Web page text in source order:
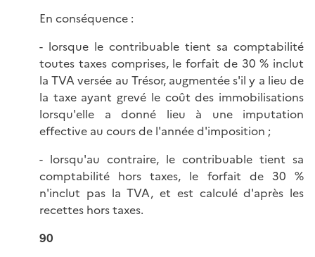
En conséquence :
- lorsque le contribuable tient sa comptabilité
toutes taxes comprises, le forfait de 30 % inclut
la TVA versée au Trésor, augmentée s'il y a lieu de
la taxe ayant grevé le coût des immobilisations
lorsqu'elle a donné lieu à une imputation
effective au cours de l'année d'imposition ;
- lorsqu'au contraire, le contribuable tient sa
comptabilité hors taxes, le forfait de 30 %
n'inclut pas la TVA, et est calculé d'après les
recettes hors taxes.
90